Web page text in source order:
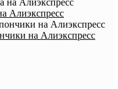
Алиэкспресс
на Алиэкспресс